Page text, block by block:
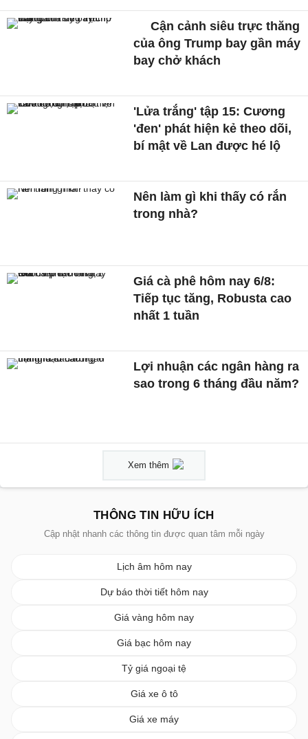
Cận cảnh siêu trực thăng
của ông Trump bay gần máy
bay chở khách
'Lửa trắng' tập 15: Cương
'đen' phát hiện kẻ theo dõi,
bí mật về Lan được hé lộ
Nên làm gì khi thấy có rắn
trong nhà?
Giá cà phê hôm nay 6/8:
Tiếp tục tăng, Robusta cao
nhất 1 tuần
Lợi nhuận các ngân hàng ra
sao trong 6 tháng đầu năm?
Xem thêm
THÔNG TIN HỮU ÍCH
Cập nhật nhanh các thông tin được quan tâm mỗi ngày
Lịch âm hôm nay
Dự báo thời tiết hôm nay
Giá vàng hôm nay
Giá bạc hôm nay
Tỷ giá ngoại tệ
Giá xe ô tô
Giá xe máy